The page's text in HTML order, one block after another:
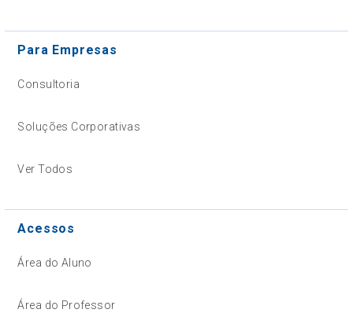
Para Empresas
Consultoria
Soluções Corporativas
Ver Todos
Acessos
Área do Aluno
Área do Professor